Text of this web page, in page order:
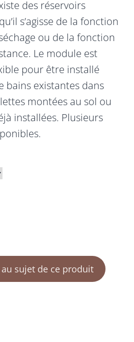
des réservoirs
s’agisse de la fonction
ou de la fonction
Le module est
pour être installé
bains existantes dans
montées au sol ou
installées. Plusieurs
sujet de ce produit